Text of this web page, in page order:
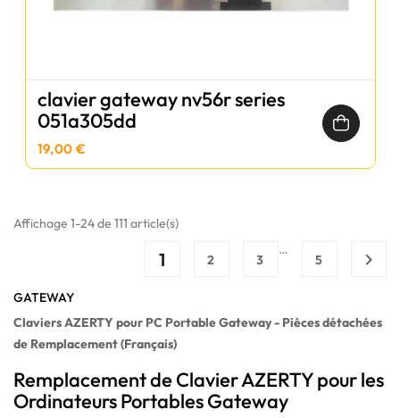
clavier gateway nv56r series
051a305dd
19,00 €
Affichage 1-24 de 111 article(s)
1 2 3
…
5 
GATEWAY
Claviers AZERTY pour PC Portable Gateway - Pièces détachées
de Remplacement (Français)
Remplacement de Clavier AZERTY pour les
Ordinateurs Portables Gateway